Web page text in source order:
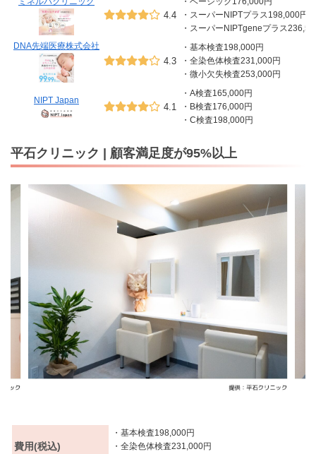
4.4
・スーパーNIPTプラス198,000円
・スーパーNIPTgeneプラス
DNA先端医療株式会社
4.3
・基本検査198,000円
・全染色体検査231,000円
・微小欠失検査253,000円
NIPT Japan
4.1
・A検査165,000円
・B検査176,000円
・C検査198,000円
平石クリニック | 顧客満足度が95%以上
費用(税込)
・基本検査198,000円
・全染色体検査231,000円